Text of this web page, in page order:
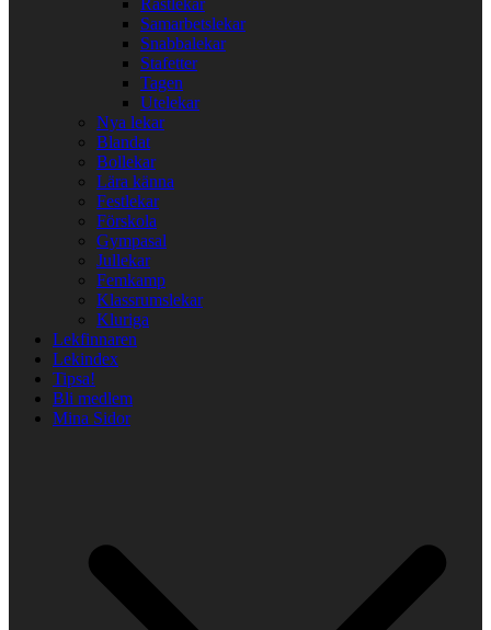
Rastlekar
Samarbetslekar
Snabbalekar
Stafetter
Tagen
Utelekar
Nya lekar
Blandat
Bollekar
Lära känna
Festlekar
Förskola
Gympasal
Jullekar
Femkamp
Klassrumslekar
Kluriga
Lekfinnaren
Lekindex
Tipsa!
Bli medlem
Mina Sidor